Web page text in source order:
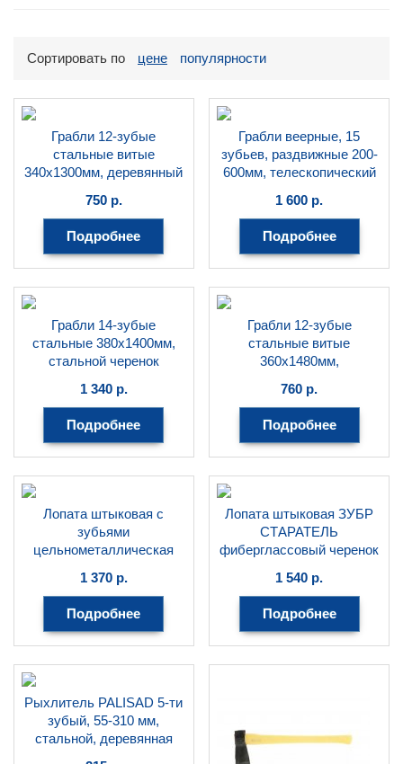
Сортировать по цене популярности
Грабли 12-зубые
стальные витые
340х1300мм, деревянный
ЦЕНТРОИНСТРУМЕНТ
750р.
Подробнее
Грабли веерные, 15
зубьев, раздвижные 200-
600мм, телескопический
ЦЕНТРОИНСТРУМЕНТ
1 600 р.
Подробнее
Грабли 14-зубые
стальные 380х1400мм,
стальной черенок
FINLAND
1 340р.
Подробнее
Грабли 12-зубые
стальные витые
360х1480мм,
РОССИЯ
760 р.
Подробнее
Лопата штыковая с
зубьями
цельнометаллическая
FINLAND
1 370р.
Подробнее
Лопата штыковая ЗУБР
СТАРАТЕЛЬ
фиберглассовый черенок
ЗУБР
1 540 р.
Подробнее
Рыхлитель PALISAD 5-ти
зубый, 55-310 мм,
стальной, деревянная